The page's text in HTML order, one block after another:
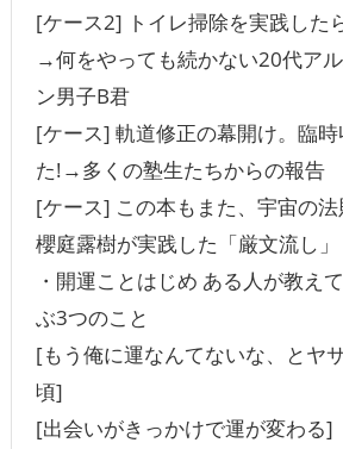
[ケース2] トイレ掃除を実践した
→何をやっても続かない20代ア
ン男子B君
[ケース] 軌道修正の幕開け。臨
た!→多くの塾生たちからの報告
[ケース] この本もまた、宇宙の法
櫻庭露樹が実践した「厳文流し」
・開運ことはじめ ある人が教え
ぶ3つのこと
[もう俺に運なんてないな、とヤ
頃]
[出会いがきっかけで運が変わる]